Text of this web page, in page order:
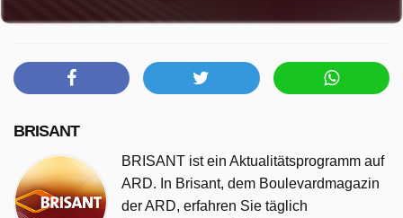
BRISANT
BRISANT ist ein Aktualitätsprogramm auf
ARD. In Brisant, dem Boulevardmagazin
der ARD, erfahren Sie täglich